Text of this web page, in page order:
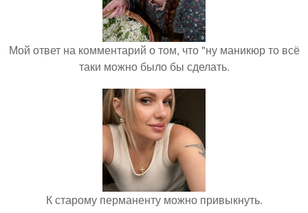
Мой ответ на комментарий о том, что "ну маникюр то всё
таки можно было бы сделать.
К старому перманенту можно привыкнуть.